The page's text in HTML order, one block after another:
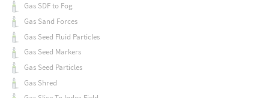
Gas SDF to Fog
Gas Sand Forces
Gas Seed Fluid Particles
Gas Seed Markers
Gas Seed Particles
Gas Shred